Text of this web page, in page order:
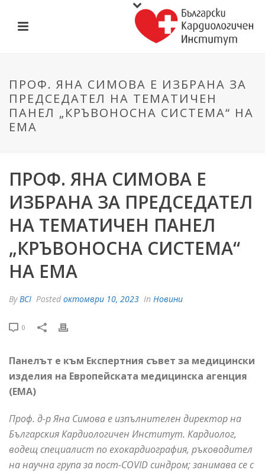
ПРОФ. ЯНА СИМОВА Е ИЗБРАНА ЗА
ПРЕДСЕДАТЕЛ НА ТЕМАТИЧЕН
ПАНЕЛ „КРЪВОНОСНА СИСТЕМА“ НА
ЕMA
ПРОФ. ЯНА СИМОВА Е
ИЗБРАНА ЗА ПРЕДСЕДАТЕЛ
НА ТЕМАТИЧЕН ПАНЕЛ
„КРЪВОНОСНА СИСТЕМА“
НА ЕMA
ByBCI Posted октомври 10, 2023 In Новини
0
Панелът е към Експертния съвет за медицински
изделия на Европейската медицинска агенция
(ЕМА)
Проф. д-р Яна Симова е изпълнителен директор на
Българския Кардиологичен Институт. Кардиолог,
водещ специалист по ехокардиография, ръководител
на научна група за пост-COVID синдром; занимава се с